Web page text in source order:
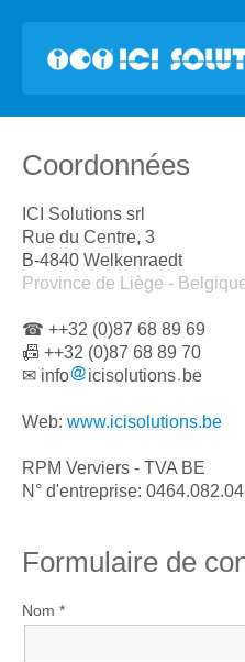
Coordonnées
ICI Solutions srl
Rue du Centre, 3
B-4840 Welkenraedt
Province de Liège -
☎ ++32 (0)87 68 89 69
📠 ++32 (0)87 68 89 70
✉ info
icisolutions be
Web: www.icisolutions.be
RPM Verviers - TVA BE
N° d'entreprise:
Formulaire de
Nom *